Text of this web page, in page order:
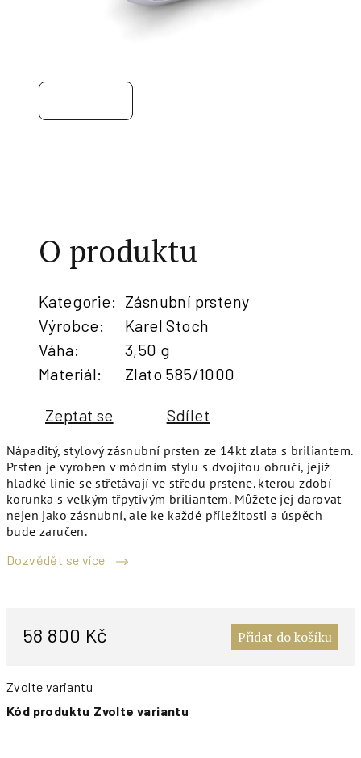
Nápaditý, stylový zásnubní prsten ze 14kt zlata s briliantem.
Prsten je vyroben v módním stylu s dvojitou obručí, jejíž
hladké linie se střetávají ve středu prstene. kterou zdobí
korunka s velkým třpytivým briliantem. Můžete jej darovat
nejen jako zásnubní, ale ke každé příležitosti a úspěch
bude zaručen.
Dozvědět se více
58 800 Kč Přidat do košíku
Zvolte variantu
Kód produktu Zvolte variantu
O produktu
Kategorie: Zásnubní prsteny
Výrobce:
Karel Stoch
Váha:
3,50 g
Materiál: Zlato 585/1000
Zeptat se Sdílet